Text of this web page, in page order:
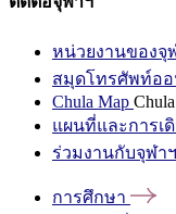
หน่วยงานของจุ
สมุดโทรศัพท์อ
Chula Map
แผนที่และการเ
ร่วมงานกับจุฬาฯ
การศึกษา